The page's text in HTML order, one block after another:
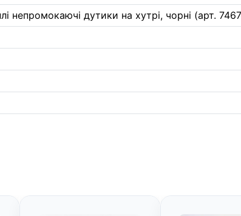
непромокаючі дутики на хутрі, чорні (арт.